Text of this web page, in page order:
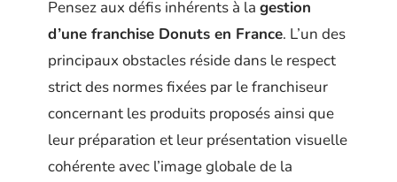
Pensez aux défis inhérents à la gestion
d’une franchise Donuts en France. L’un des
principaux obstacles réside dans le respect
strict des normes fixées par le franchiseur
concernant les produits proposés ainsi que
leur préparation et leur présentation visuelle
cohérente avec l’image globale de la